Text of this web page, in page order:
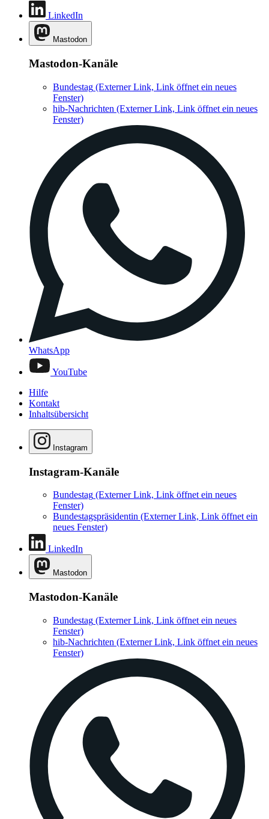
LinkedIn
Mastodon
Mastodon-Kanäle
Bundestag (Externer Link, Link öffnet ein neues
Fenster)
hib-Nachrichten (Externer Link, Link öffnet ein neues
Fenster)
WhatsApp
YouTube
Hilfe
Kontakt
Inhaltsübersicht
Instagram
Instagram-Kanäle
Bundestag (Externer Link, Link öffnet ein neues
Fenster)
Bundestagspräsidentin (Externer Link, Link öffnet ein
neues Fenster)
LinkedIn
Mastodon
Mastodon-Kanäle
Bundestag (Externer Link, Link öffnet ein neues
Fenster)
hib-Nachrichten (Externer Link, Link öffnet ein neues
Fenster)